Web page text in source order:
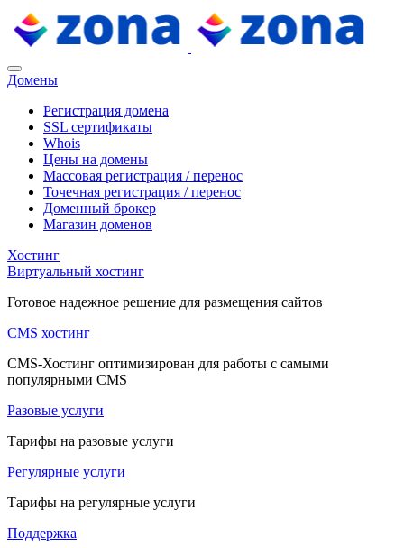
Домены
Регистрация домена
SSL сертификаты
Whois
Цены на домены
Массовая регистрация / перенос
Точечная регистрация / перенос
Доменный брокер
Магазин доменов
Хостинг
Виртуальный хостинг
Готовое надежное решение для размещения сайтов
CMS хостинг
CMS-Хостинг оптимизирован для работы с самыми
популярными CMS
Разовые услуги
Тарифы на разовые услуги
Регулярные услуги
Тарифы на регулярные услуги
Поддержка